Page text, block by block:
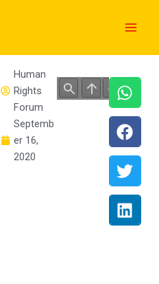
Human
Rights
Forum
Septemb
er 16,
2020